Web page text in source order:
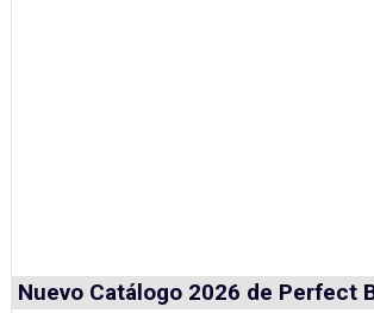
Nuevo Catálogo 2026 de Perfect